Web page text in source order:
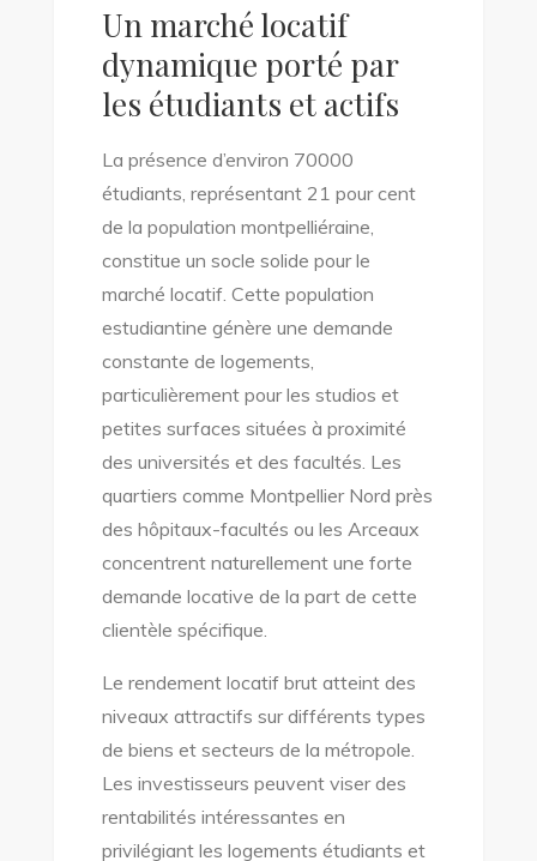
Un marché locatif
dynamique porté par
les étudiants et actifs
La présence d’environ 70000
étudiants, représentant 21 pour cent
de la population montpelliéraine,
constitue un socle solide pour le
marché locatif. Cette population
estudiantine génère une demande
constante de logements,
particulièrement pour les studios et
petites surfaces situées à proximité
des universités et des facultés. Les
quartiers comme Montpellier Nord près
des hôpitaux-facultés ou les Arceaux
concentrent naturellement une forte
demande locative de la part de cette
clientèle spécifique.
Le rendement locatif brut atteint des
niveaux attractifs sur différents types
de biens et secteurs de la métropole.
Les investisseurs peuvent viser des
rentabilités intéressantes en
privilégiant les logements étudiants et